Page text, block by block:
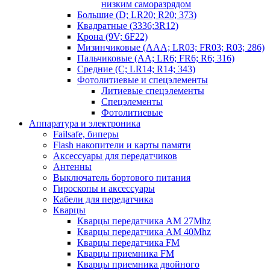
низким саморазрядом
Большие (D; LR20; R20; 373)
Квадратные (3336;3R12)
Крона (9V; 6F22)
Мизинчиковые (AAA; LR03; FR03; R03; 286)
Пальчиковые (AA; LR6; FR6; R6; 316)
Средние (C; LR14; R14; 343)
Фотолитиевые и спецэлементы
Литиевые спецэлементы
Спецэлементы
Фотолитиевые
Аппаратура и электроника
Failsafe, биперы
Flash накопители и карты памяти
Аксессуары для передатчиков
Антенны
Выключатель бортового питания
Гироскопы и аксессуары
Кабели для передатчика
Кварцы
Кварцы передатчика AM 27Mhz
Кварцы передатчика AM 40Mhz
Кварцы передатчика FM
Кварцы приемника FM
Кварцы приемника двойного